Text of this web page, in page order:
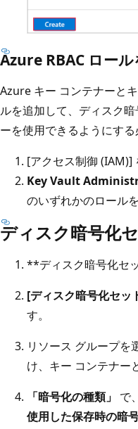
Azure RBAC ロー
Azure キー コンテナーと
ルを追加して、ディスク
ーを使用できるようにする
[アクセス制御 (IAM)]
Key Vault
のいずれかのロール
ディスク暗号化
**ディスク暗号化セ
[ディスク暗号化セッ
す。
リソース グループを
け、キー コンテナー
「暗号化の種類」 で、
使用した保存時の暗号